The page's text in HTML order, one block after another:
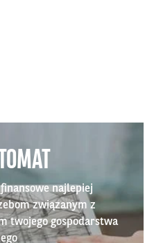
najlepiej
związanym z
twojego gospodarstwa